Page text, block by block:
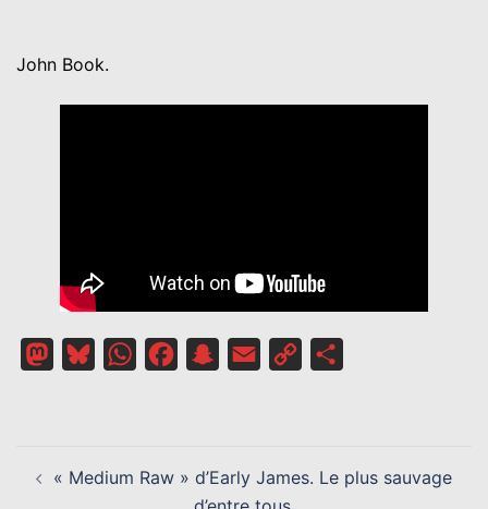
John Book.
MastodonBlueskyWhatsAppFacebookSnapchat
Email
Copy
D’ARTICLE
« Medium Raw » d’Early James. Le plus sauvage